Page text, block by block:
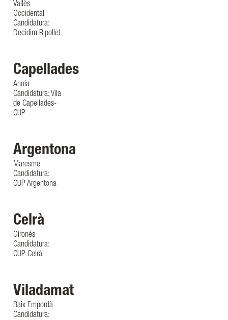
Vallès
Occidental
Candidatura:
Decidim Ripollet
Capellades
Anoia
Candidatura: Vila
de Capellades-
CUP
Argentona
Maresme
Candidatura:
CUP Argentona
Celrà
Gironès
Candidatura:
CUP Celrà
Viladamat
Baix Empordà
Candidatura: